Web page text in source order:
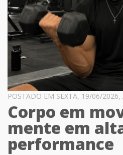
POSTADO EM SEXTA, 19/06/2026,
Corpo em
mente em
performance